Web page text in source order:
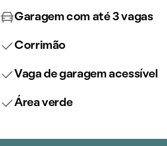
Garagem com até 3 vagas
Corrimão
Vaga de garagem acessível
Área verde